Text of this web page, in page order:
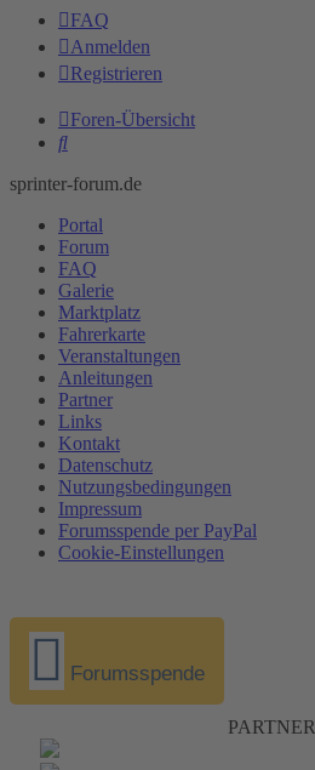
FAQ
Anmelden
Registrieren
Foren-Übersicht
Suche
sprinter-forum.de
Portal
Forum
FAQ
Galerie
Marktplatz
Fahrerkarte
Veranstaltungen
Anleitungen
Partner
Links
Kontakt
Datenschutz
Nutzungsbedingungen
Impressum
Forumsspende per PayPal
Cookie-Einstellungen
Forumsspende
PARTNER